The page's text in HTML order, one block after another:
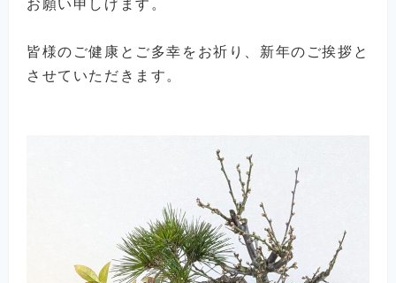
お願い申しげます。
皆様のご健康とご多幸をお祈り、新年のご挨拶と
させていただきます。